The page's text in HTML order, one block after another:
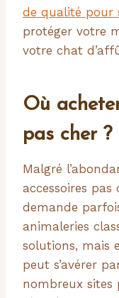
de qualité pour
protéger votre
votre chat
Où
pas cher ?
Malgré
accessoires
demande
animaleries
solutions, mais
peut s’avérer
nombreux sites